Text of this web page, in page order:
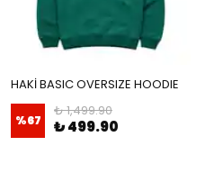
HAKİ BASIC OVERSIZE HOODIE
%67
₺ 1,499.90
₺ 499.90